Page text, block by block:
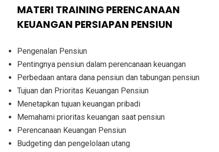
MATERI TRAINING PERENCANAAN
KEUANGAN PERSIAPAN PENSIUN
Pengenalan Pensiun
Pentingnya pensiun dalam perencanaan keuangan
Perbedaan antara dana pensiun dan tabungan pensiun
Tujuan dan Prioritas Keuangan Pensiun
Menetapkan tujuan keuangan pribadi
Memahami prioritas keuangan saat pensiun
Perencanaan Keuangan Pensiun
Budgeting dan pengelolaan utang